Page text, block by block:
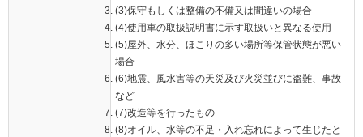
(3)保守もしくは整備の不備又は間違いの場合
(4)使用車の取扱説明書に示す取扱いと異なる使用
(5)屋外、水分、ほこりの多い場所等保管状態が悪い
場合
(6)地震、風水害等の天災及び火災並びに盗難、事故
など
(7)改造等を行ったもの
(8)オイル、水等の不足・入れ忘れによって生じたと